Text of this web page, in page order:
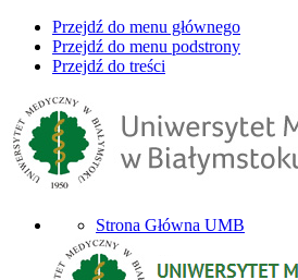
Przejdź do menu głównego
Przejdź do menu podstrony
Przejdź do treści
Strona Główna UMB